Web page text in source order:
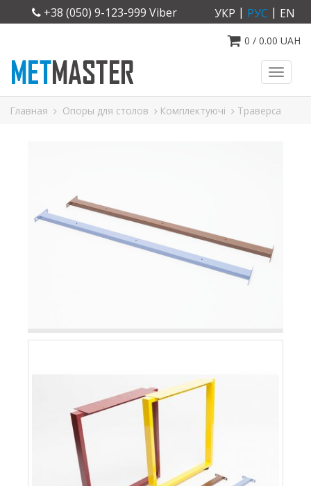
+38 (050) 9-123-999 Viber УКР | РУС | EN
0 / 0.00 UAH
Главная Опоры для столов Комплектуючі Траверса